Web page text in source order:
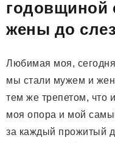
годовщиной
жены до слез
Любимая моя,
мы стали мужем и
тем же трепетом, что
моя опора и мой
за каждый прожитый